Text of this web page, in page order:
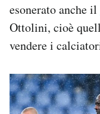
esonerato anche il
Ottolini, cioè
vendere i